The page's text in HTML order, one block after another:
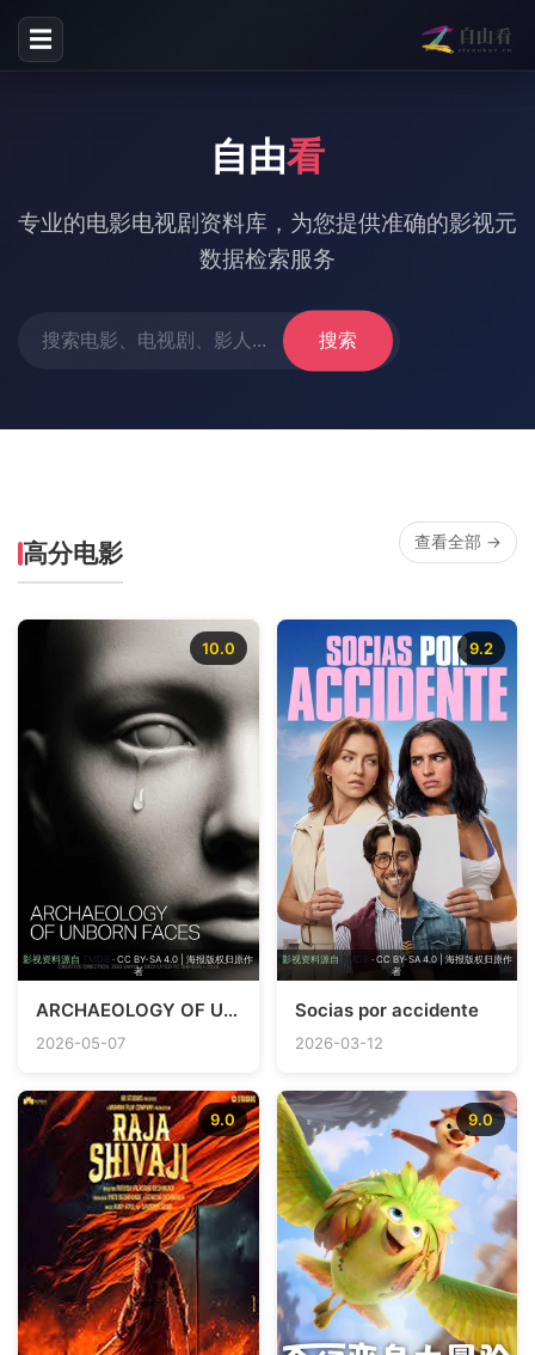
☰
自由看
专业的电影电视剧资料库，为您提供准确的影视元
数据检索服务
搜索
高分电影 查看全部 →
影视资料源自 TMDB · CC BY-SA 4.0 | 海报版权归原作
者
10.0
ARCHAEOLOGY OF UNBORN FACES
2026-05-07
影视资料源自 TMDB · CC BY-SA 4.0 | 海报版权归原作
者
9.2
Socias por accidente
2026-03-12
9.0 9.0